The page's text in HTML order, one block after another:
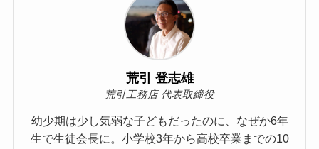
荒引 登志雄
荒引工務店 代表取締役
幼少期は少し気弱な子どもだったのに、なぜか6年
生で生徒会長に。小学校3年から高校卒業までの10